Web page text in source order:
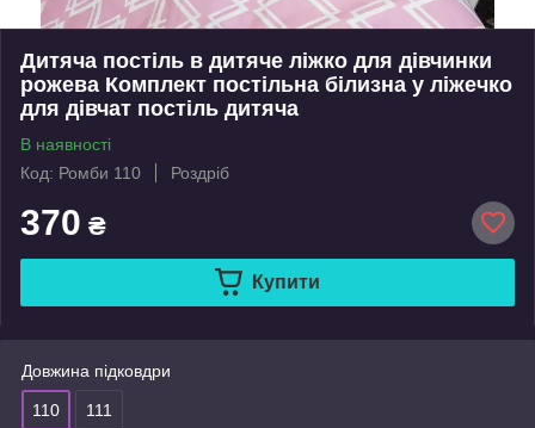
Дитяча постіль в дитяче ліжко для дівчинки
рожева Комплект постільна білизна у ліжечко
для дівчат постіль дитяча
В наявності
Код: Ромби 110
Роздріб
370 ₴
Купити
Довжина підковдри
110 111